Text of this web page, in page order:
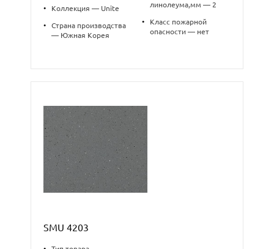
• Коллекция — Unite
•
Страна производства
— Южная Корея
линолеума,мм — 2
•
Класс пожарной
опасности — нет
SMU 4203